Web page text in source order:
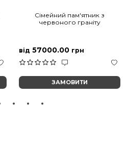
Сімейний пам'ятник з
червоного граніту
від 57000.00 грн
ЗАМОВИТИ